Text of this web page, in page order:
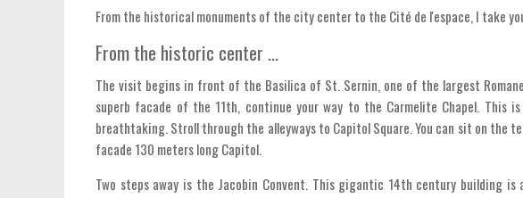
From the historical monuments of the city center to the Cité de l'espace, I take
From the historic center ...
The visit begins in front of the Basilica of St. Sernin, one of the largest
superb facade of the 11th, continue your way to the Carmelite Chapel.
breathtaking. Stroll through the alleyways to Capitol Square. You can sit on the
facade 130 meters long Capitol.
Two steps away is the Jacobin Convent. This gigantic 14th century building